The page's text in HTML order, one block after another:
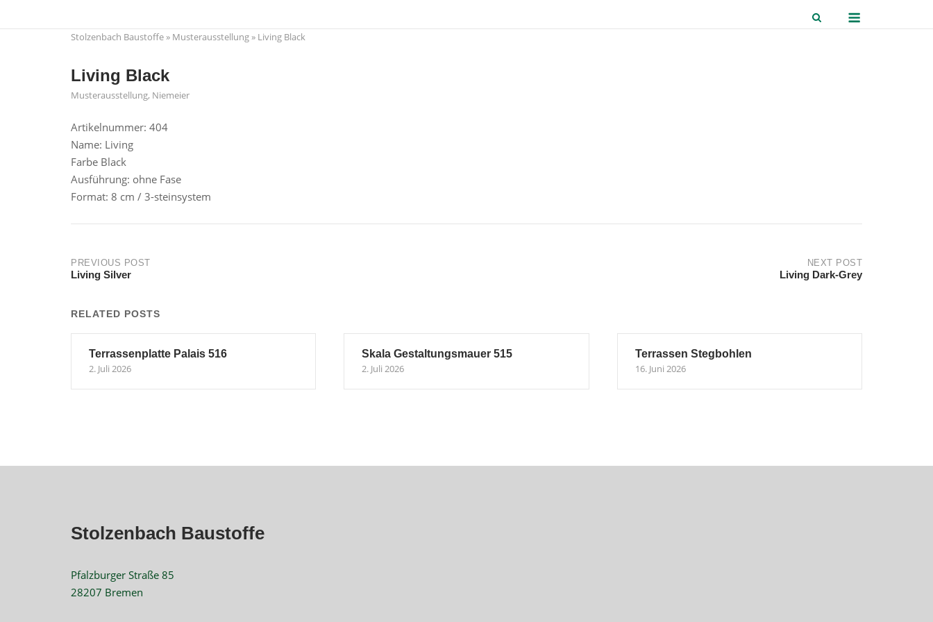
to
Stolzenbach Baustoffe » Musterausstellung » Living Black
Living Black
Musterausstellung, Niemeier
Artikelnummer: 404
Name: Living
Farbe Black
Ausführung: ohne Fase
Format: 8 cm / 3-steinsystem
Post
PREVIOUS POST
Living Silver
NEXT POST
Living Dark-Grey
RELATED POSTS
Terrassenplatte Palais 516
2. Juli 2026
Skala Gestaltungsmauer 515
2. Juli 2026
Terrassen Stegbohlen
16. Juni 2026
Stolzenbach Baustoffe
Pfalzburger Straße 85
28207 Bremen